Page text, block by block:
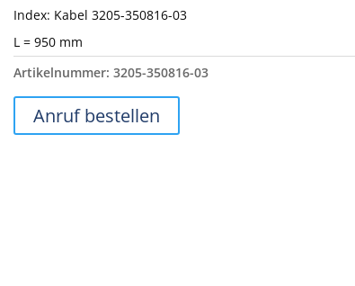
Index: Kabel 3205-350816-03
L = 950 mm
Artikelnummer: 3205-350816-03
Anruf bestellen